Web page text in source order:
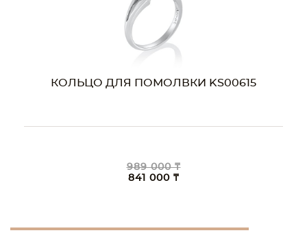
КОЛЬЦО ДЛЯ ПОМОЛВКИ KS00615
989 000 ₸
841 000 ₸